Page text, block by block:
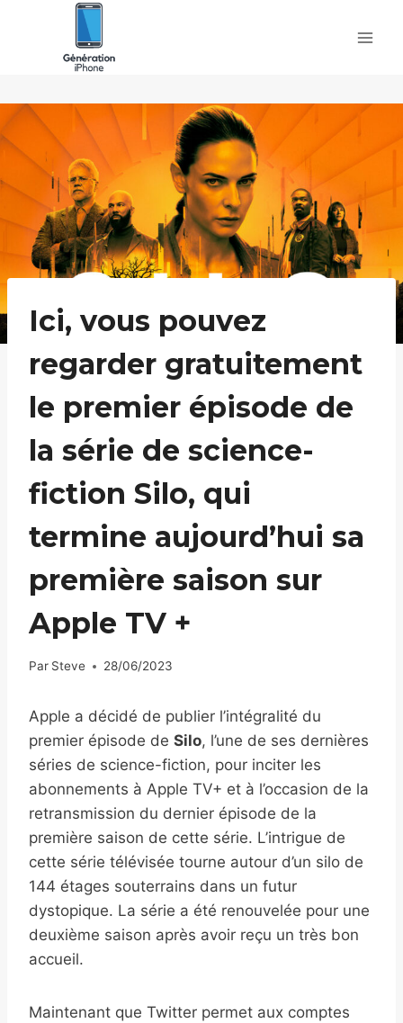
Ici, vous pouvez
regarder gratuitement
le premier épisode de
la série de science-
fiction Silo, qui
termine aujourd’hui sa
première saison sur
Apple TV +
Par Steve 28/06/2023
Apple a décidé de publier l’intégralité du
premier épisode de Silo, l’une de ses dernières
séries de science-fiction, pour inciter les
abonnements à Apple TV+ et à l’occasion de la
retransmission du dernier épisode de la
première saison de cette série. L’intrigue de
cette série télévisée tourne autour d’un silo de
144 étages souterrains dans un futur
dystopique. La série a été renouvelée pour une
deuxième saison après avoir reçu un très bon
accueil.
Maintenant que Twitter permet aux comptes